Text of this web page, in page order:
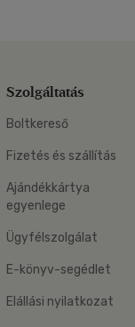
Szolgáltatás
Boltkereső
Fizetés és szállítás
Ajándékkártya
egyenlege
Ügyfélszolgálat
E-könyv-segédlet
Elállási nyilatkozat